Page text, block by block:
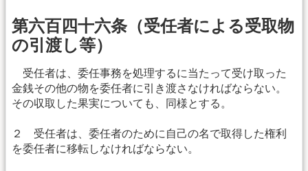
第六百四十六条（受任者による受取物
の引渡し等）
受任者は、委任事務を処理するに当たって受け取った
金銭その他の物を委任者に引き渡さなければならない。
その収取した果実についても、同様とする。
２ 受任者は、委任者のために自己の名で取得した権利
を委任者に移転しなければならない。